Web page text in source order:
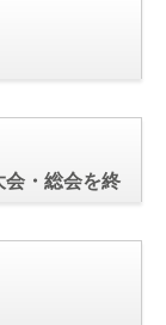
会・総会を終